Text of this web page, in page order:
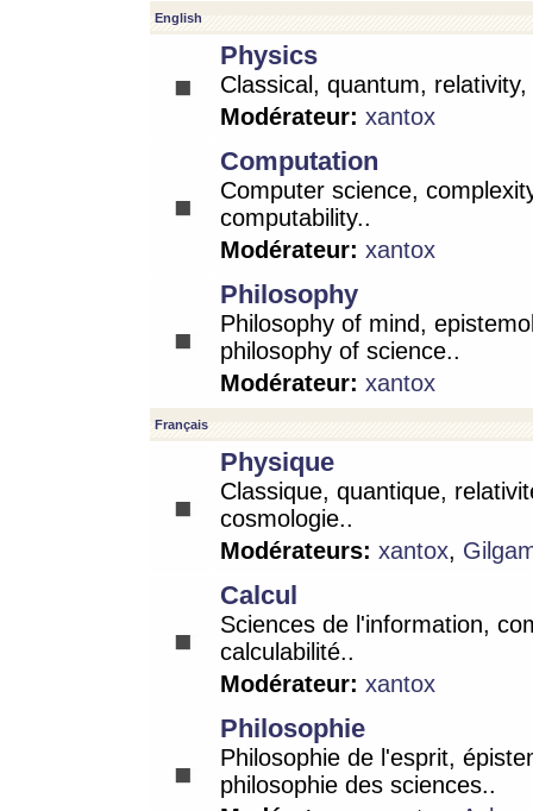
English
Physics
Classical, quantum,
Modérateur: xantox
Computation
Computer science,
computability..
Modérateur: xantox
Philosophy
Philosophy of mind,
philosophy of science..
Modérateur: xantox
Français
Physique
Classique, quantique,
cosmologie..
Modérateurs: xantox,
Calcul
Sciences de l'information,
calculabilité..
Modérateur: xantox
Philosophie
Philosophie de l'esprit,
philosophie des sciences..